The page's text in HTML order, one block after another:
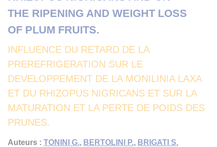
INFLUENCE DU RETARD DE LA
PREREFRIGERATION SUR LE
DEVELOPPEMENT DE LA MONILINIA LAXA
ET DU RHIZOPUS NIGRICANS ET SUR LA
MATURATION ET LA PERTE DE POIDS DES
PRUNES.
THE RIPENING AND WEIGHT LOSS
OF PLUM FRUITS.
Auteurs : TONINI G., BERTOLINI P., BRIGATI S.